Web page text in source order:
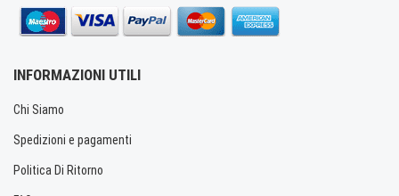
INFORMAZIONI UTILI
Chi Siamo
Spedizioni e pagamenti
Politica Di Ritorno